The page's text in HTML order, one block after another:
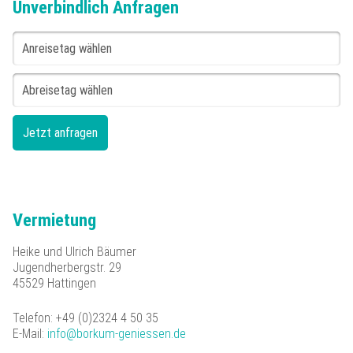
Unverbindlich Anfragen
Vermietung
Heike und Ulrich Bäumer
Jugendherbergstr. 29
45529 Hattingen
Telefon: +49 (0)2324 4 50 35
E-Mail: info@borkum-geniessen.de